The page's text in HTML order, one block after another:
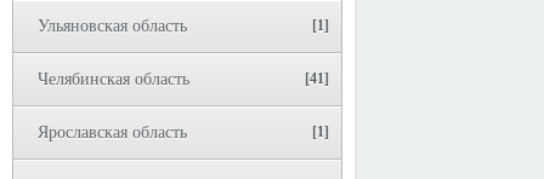
Ульяновская область [1]
Челябинская область [41]
Ярославская область [1]